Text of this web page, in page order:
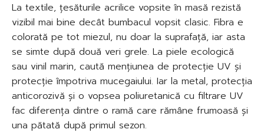
La textile, țesăturile acrilice vopsite în masă rezistă
vizibil mai bine decât bumbacul vopsit clasic. Fibra e
colorată pe tot miezul, nu doar la suprafață, iar asta
se simte după două veri grele. La piele ecologică
sau vinil marin, caută mențiunea de protecție UV și
protecție împotriva mucegaiului. Iar la metal, protecția
anticorozivă și o vopsea poliuretanică cu filtrare UV
fac diferența dintre o ramă care rămâne frumoasă și
una pătată după primul sezon.